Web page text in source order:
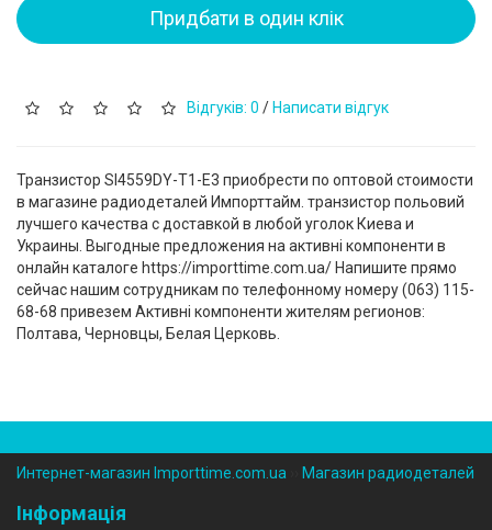
Придбати в один клік
Відгуків: 0 / Написати відгук
Транзистор SI4559DY-T1-E3 приобрести по оптовой стоимости
в магазине радиодеталей Импорттайм. транзистор польовий
лучшего качества с доставкой в любой уголок Киева и
Украины. Выгодные предложения на активні компоненти в
онлайн каталоге https://importtime.com.ua/ Напишите прямо
сейчас нашим сотрудникам по телефонному номеру (‎063) 115-
68-68 привезем Активні компоненти жителям регионов:
Полтава, Черновцы, Белая Церковь.
Интернет-магазин Importtime.com.ua Магазин радиодеталей
Інформація